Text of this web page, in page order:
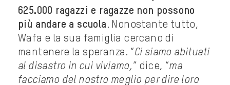
625.000 ragazzi e ragazze non possono
più andare a scuola . Nonostante tutto,
Wafa e la sua famiglia cercano di
mantenere la speranza. “ Ci siamo abituati
al disastro in cui viviamo, ” dice, “ma
facciamo del nostro meglio per dire loro